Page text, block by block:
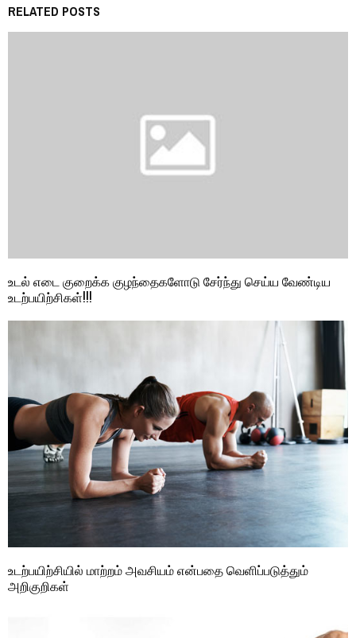
RELATED POSTS
உடல் எடை குறைக்க குழந்தைகளோடு சேர்ந்து செய்ய வேண்டிய
உடற்பயிற்சிகள்!!!
உடற்பயிற்சியில் மாற்றம் அவசியம் என்பதை வெளிப்படுத்தும்
அறிகுறிகள்